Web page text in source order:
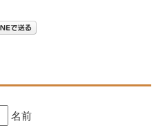
名前